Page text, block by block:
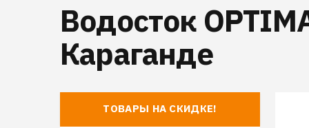
Водосток
Караганде
ТОВАРЫ НА СКИДКЕ!